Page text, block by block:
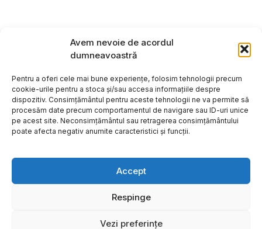
Avem nevoie de acordul
dumneavoastră
Pentru a oferi cele mai bune experiențe, folosim tehnologii precum
cookie-urile pentru a stoca și/sau accesa informațiile despre
dispozitiv. Consimțământul pentru aceste tehnologii ne va permite să
procesăm date precum comportamentul de navigare sau ID-uri unice
pe acest site. Neconsimțământul sau retragerea consimțământului
poate afecta negativ anumite caracteristici și funcții.
Accept
Respinge
Vezi preferințe
Copyright ©2026